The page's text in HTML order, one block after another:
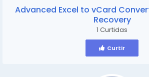
Advanced Excel to vCard
Recovery
1 Curtidas
Curtir